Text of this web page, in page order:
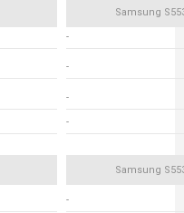
Samsung
-
-
-
-
Samsung
-